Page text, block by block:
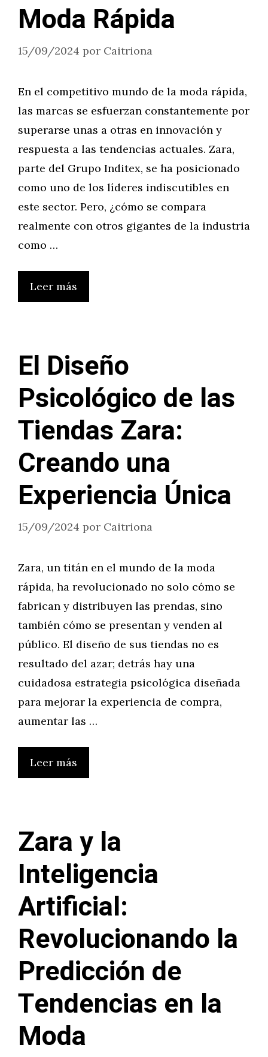
Moda Rápida
15/09/2024 por Caitriona
En el competitivo mundo de la moda rápida,
las marcas se esfuerzan constantemente por
superarse unas a otras en innovación y
respuesta a las tendencias actuales. Zara,
parte del Grupo Inditex, se ha posicionado
como uno de los líderes indiscutibles en
este sector. Pero, ¿cómo se compara
realmente con otros gigantes de la industria
como …
Leer más
El Diseño
Psicológico de las
Tiendas Zara:
Creando una
Experiencia Única
15/09/2024 por Caitriona
Zara, un titán en el mundo de la moda
rápida, ha revolucionado no solo cómo se
fabrican y distribuyen las prendas, sino
también cómo se presentan y venden al
público. El diseño de sus tiendas no es
resultado del azar; detrás hay una
cuidadosa estrategia psicológica diseñada
para mejorar la experiencia de compra,
aumentar las …
Leer más
Zara y la
Inteligencia
Artificial:
Revolucionando la
Predicción de
Tendencias en la
Moda